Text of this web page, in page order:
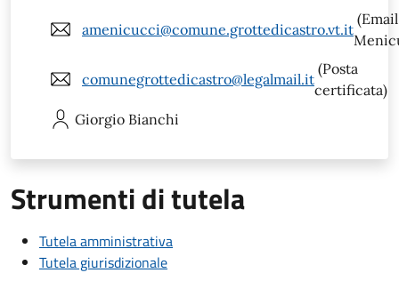
amenicucci@comune.grottedicastro.vt.it
(Email
comunegrottedicastro@legalmail.it
(Posta
certificata)
Giorgio Bianchi
Strumenti di tutela
Tutela amministrativa
Tutela giurisdizionale